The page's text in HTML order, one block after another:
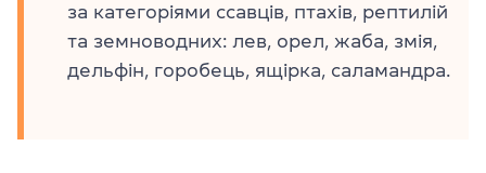
за категоріями ссавців, птахів, рептилій
та земноводних: лев, орел, жаба, змія,
дельфін, горобець, ящірка, саламандра.